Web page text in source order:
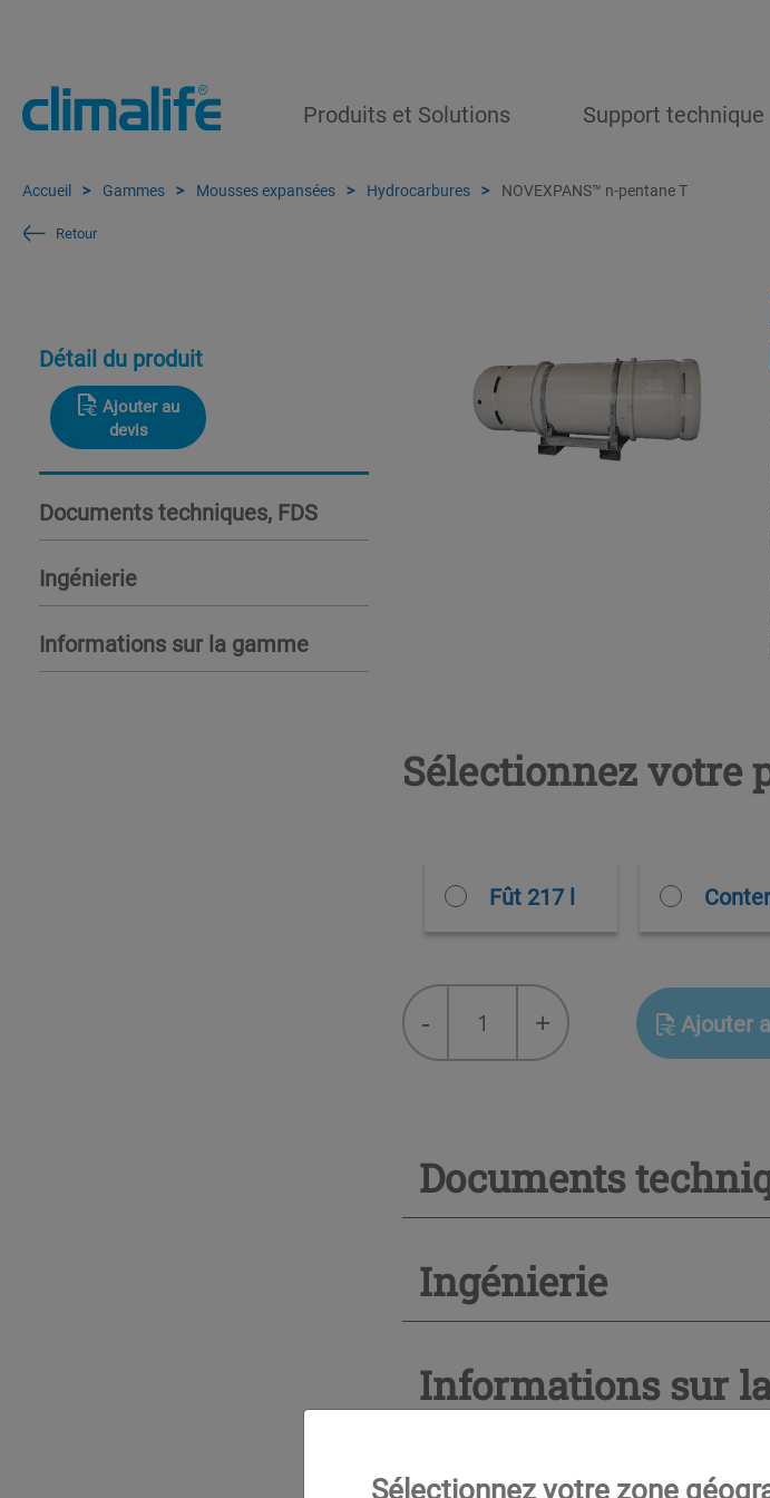
Produits et Solutions Support technique
Accueil Gammes Mousses expansées Hydrocarbures NOVEXPANS™ n-pentane T
Sélectionnez votre zone
Retour
Détail du produit
Ajouter au
devis
Documents techniques, FDS
Ingénierie
Informations sur la gamme
Sélectionnez votre
Fût 217 l
quantité
de
NOVEXPANS™
- + Ajouter
Documents
Ingénierie
Informations sur